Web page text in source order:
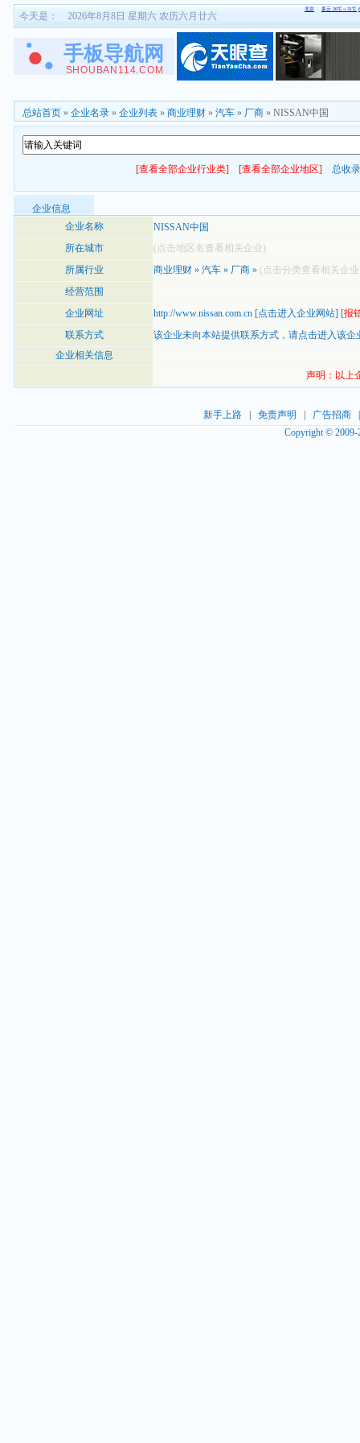
今天是： 2026年8月8日 星期六 农历六月廿六
总站首页 » 企业名录 » 企业列表 » 商业理财 » 汽车 » 厂商 » NISSAN中国
[查看全部企业行业类] [查看全部企业地区] 总收
企业信息
企业名称
NISSAN中国
所在城市
(点击地区名查看相关企业)
所属行业
商业理财 » 汽车 » 厂商 » (点击分类查看相关企
经营范围
企业网址
http://www.nissan.com.cn [点击进入企业网站] [报
联系方式
该企业未向本站提供联系方式， 请点击进入该企
企业相关信息
声明：以上
新手上路| 免责声明 广告招商
Copyright ©